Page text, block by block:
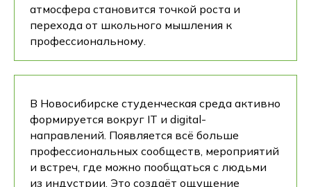
атмосфера становится точкой роста и
перехода от школьного мышления к
профессиональному.
В Новосибирске студенческая среда активно
формируется вокруг IT и digital-
направлений. Появляется всё больше
профессиональных сообществ, мероприятий
и встреч, где можно пообщаться с людьми
из индустрии. Это создаёт ощущение